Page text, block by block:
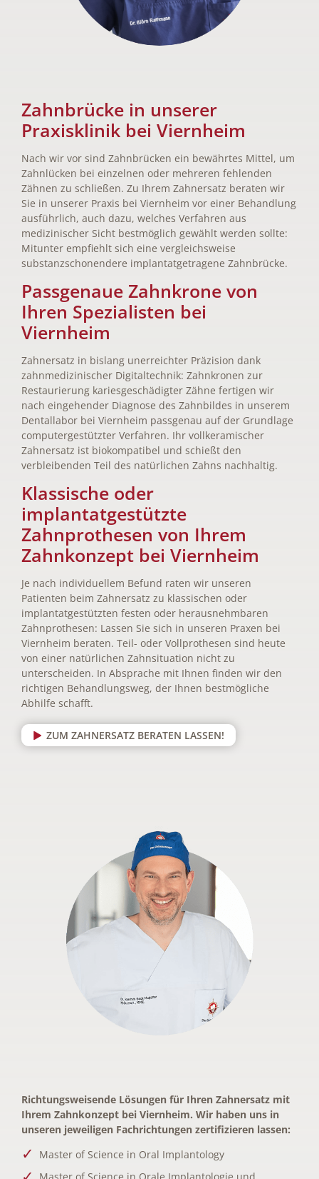
Zahnbrücke in unserer
Praxisklinik bei Viernheim
Nach wir vor sind Zahnbrücken ein bewährtes Mittel, um
Zahnlücken bei einzelnen oder mehreren fehlenden
Zähnen zu schließen. Zu Ihrem Zahnersatz beraten wir
Sie in unserer Praxis bei Viernheim vor einer Behandlung
ausführlich, auch dazu, welches Verfahren aus
medizinischer Sicht bestmöglich gewählt werden sollte:
Mitunter empfiehlt sich eine vergleichsweise
substanzschonendere implantatgetragene Zahnbrücke.
Passgenaue Zahnkrone von
Ihren Spezialisten bei
Viernheim
Zahnersatz in bislang unerreichter Präzision dank
zahnmedizinischer Digitaltechnik: Zahnkronen zur
Restaurierung kariesgeschädigter Zähne fertigen wir
nach eingehender Diagnose des Zahnbildes in unserem
Dentallabor bei Viernheim passgenau auf der Grundlage
computergestützter Verfahren. Ihr vollkeramischer
Zahnersatz ist biokompatibel und schießt den
verbleibenden Teil des natürlichen Zahns nachhaltig.
Klassische oder
implantatgestützte
Zahnprothesen von Ihrem
Zahnkonzept bei Viernheim
Je nach individuellem Befund raten wir unseren
Patienten beim Zahnersatz zu klassischen oder
implantatgestützten festen oder herausnehmbaren
Zahnprothesen: Lassen Sie sich in unseren Praxen bei
Viernheim beraten. Teil- oder Vollprothesen sind heute
von einer natürlichen Zahnsituation nicht zu
unterscheiden. In Absprache mit Ihnen finden wir den
richtigen Behandlungsweg, der Ihnen bestmögliche
Abhilfe schafft.
ZUM ZAHNERSATZ BERATEN LASSEN!
Richtungsweisende Lösungen für Ihren Zahnersatz mit
Ihrem Zahnkonzept bei Viernheim. Wir haben uns in
unseren jeweiligen Fachrichtungen zertifizieren lassen:
Master of Science in Oral Implantology